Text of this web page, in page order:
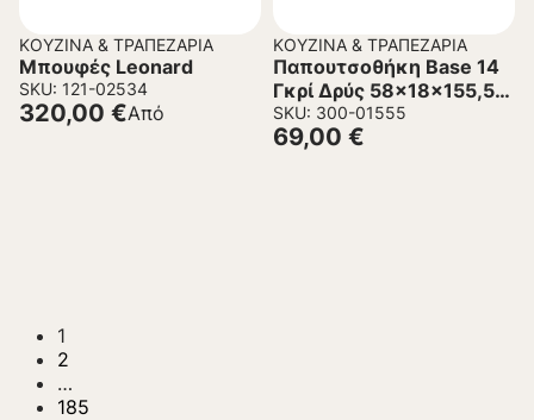
ΚΟΥΖΊΝΑ & ΤΡΑΠΕΖΑΡΊΑ
Μπουφές Leonard
SKU: 121-02534
Από
320,00 €
ΚΟΥΖΊΝΑ & ΤΡΑΠΕΖΑΡΊΑ
Παπουτσοθήκη Base 14
Γκρί Δρύς 58x18x155,5
εκ.
SKU: 300-01555
69,00 €
1
2
…
185